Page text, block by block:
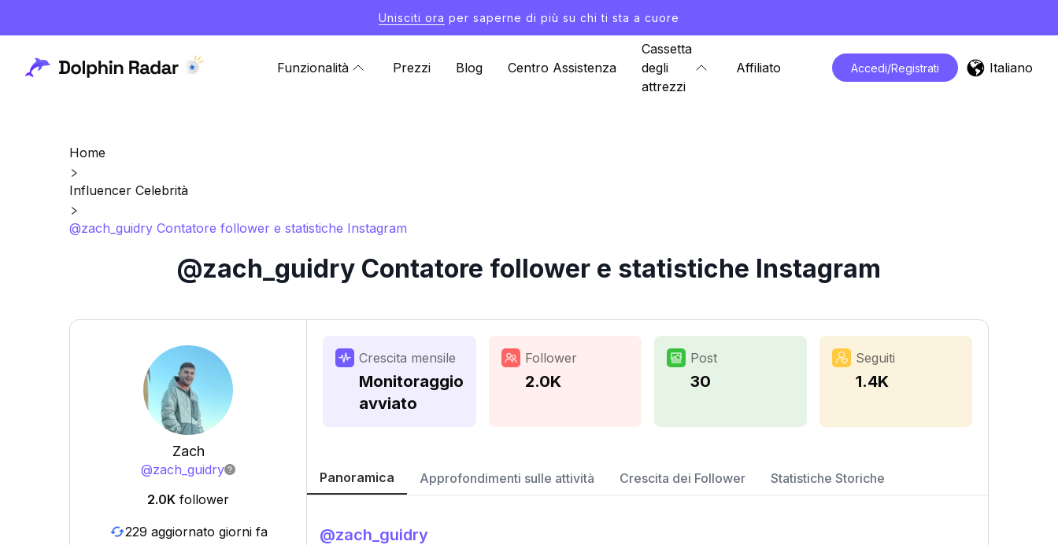
Unisciti ora per saperne di più su chi ti sta a cuore
Funzionalità Prezzi Blog Centro Assistenza
Cassetta
degli
attrezzi
Affiliato Accedi/Registrati Italiano
Home
Influencer Celebrità
@zach_guidry Contatore follower e statistiche Instagram
@zach_guidry Contatore follower e statistiche Instagram
Zach
@zach_guidry
2.0K follower
229 aggiornato giorni fa
Crescita mensile
Monitoraggio
avviato
Follower
2.0K
Post
30
Seguiti
1.4K
Panoramica Approfondimenti sulle attività Crescita dei Follower Statistiche Storiche
@zach_guidry